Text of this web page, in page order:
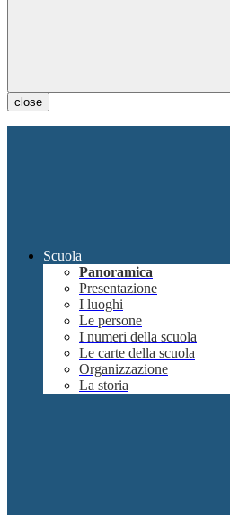
close
Scuola
Panoramica
Presentazione
I luoghi
Le persone
I numeri della scuola
Le carte della scuola
Organizzazione
La storia